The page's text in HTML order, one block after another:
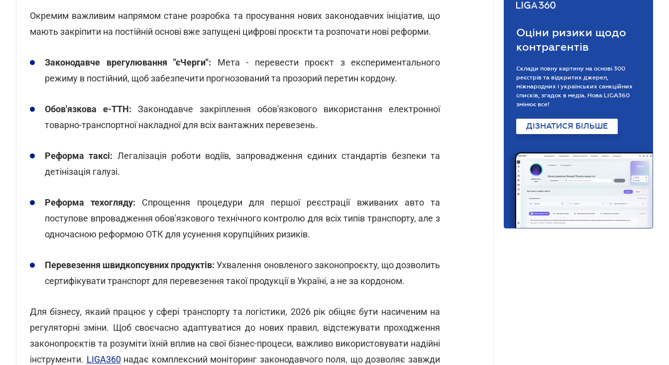
Окремим важливим напрямом стане розробка та просування нових законодавчих ініціатив, що
мають закріпити на постійній основі вже запущені цифрові проєкти та розпочати нові реформи.
Законодавче врегулювання "єЧерги": Мета - перевести проєкт з експериментального
режиму в постійний, щоб забезпечити прогнозований та прозорий перетин кордону.
Обов'язкова е-ТТН: Законодавче закріплення обов'язкового використання електронної
товарно-транспортної накладної для всіх вантажних перевезень.
Реформа таксі: Легалізація роботи водіїв, запровадження єдиних стандартів безпеки та
детінізація галузі.
Реформа техогляду: Спрощення процедури для першої реєстрації вживаних авто та
поступове впровадження обов'язкового технічного контролю для всіх типів транспорту, але з
одночасною реформою ОТК для усунення корупційних ризиків.
Перевезення швидкопсувних продуктів: Ухвалення оновленого законопроєкту, що дозволить
сертифікувати транспорт для перевезення такої продукції в Україні, а не за кордоном.
Для бізнесу, якаий працює у сфері транспорту та логістики, 2026 рік обіцяє бути насиченим на
регуляторні зміни. Щоб своєчасно адаптуватися до нових правил, відстежувати проходження
законопроєктів та розуміти їхній вплив на свої бізнес-процеси, важливо використовувати надійні
інструменти. LIGA360надає комплексний моніторинг законодавчого поля, що дозволяє завжди
Оціни ризики щодо
контрагентів
Склади повну картину на основі 300
реєстрів та відкритих джерел,
міжнародних і українських санкційних
списків, згадок в медіа. Нова LIGA360
змінює все!
ДІЗНАТИСЯ БІЛЬШЕ